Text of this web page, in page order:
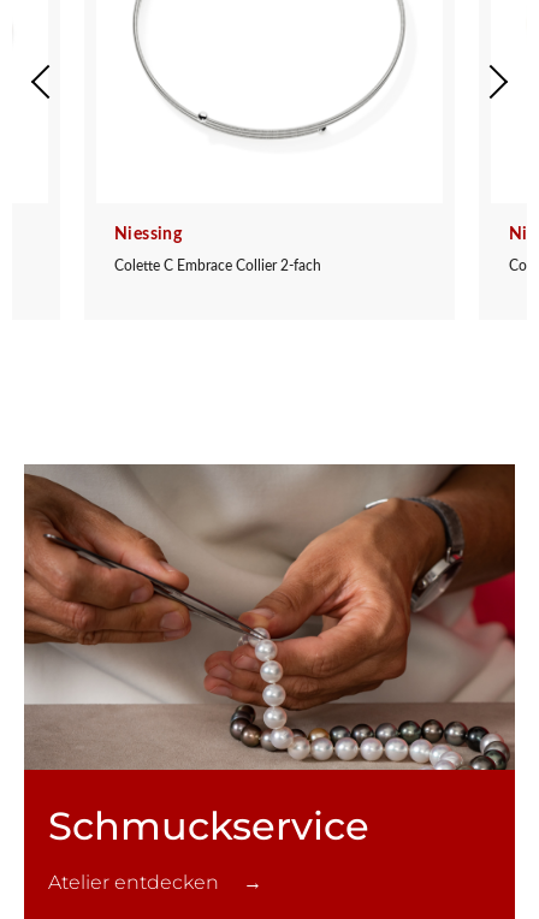
Niessing
Colette C Embrace Collier 2-fach
Schmuck­service
Atelier entdecken →